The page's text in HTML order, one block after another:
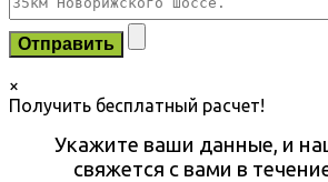
×
Получить бесплатный расчет!
Укажите ваши данные, и
свяжется с вами в